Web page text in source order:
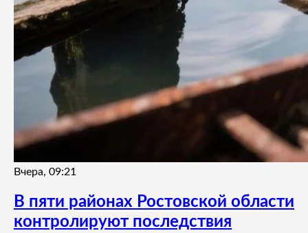
Вчера, 09:21
В пяти районах Ростовской области
контролируют последствия